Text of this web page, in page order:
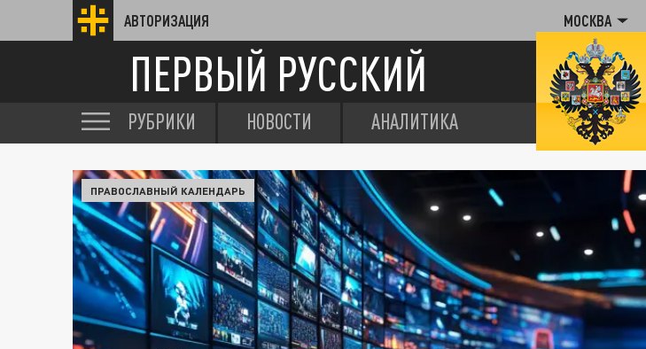
АВТОРИЗАЦИЯ МОСКВА
ПЕРВЫЙ РУССКИЙ
РУБРИКИ НОВОСТИ АНАЛИТИКА
ПРАВОСЛАВНЫЙ КАЛЕНДАРЬ